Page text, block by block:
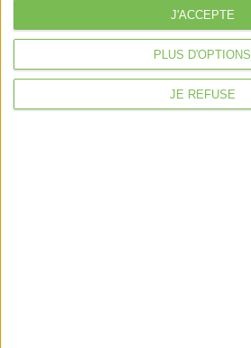
PLUS D'OPTIONS
JE REFUSE
J'ACCEPTE
Je sécurise mon activité
Déclaration Impôt sur le Revenu